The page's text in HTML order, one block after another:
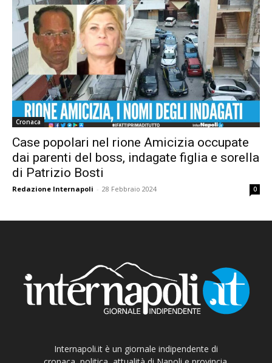
Cronaca
Case popolari nel rione Amicizia occupate
dai parenti del boss, indagate figlia e sorella
di Patrizio Bosti
Redazione Internapoli - 28 Febbraio 2024 0
Internapoli.it è un giornale indipendente di